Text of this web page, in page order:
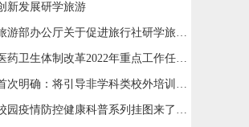
新发展研学旅游
文化和旅游部办公厅关于促进旅行社研学旅游业务健康发展的通知
《深化医药卫生体制改革2022年重点工作任务》印发
教育部首次明确：将引导非学科类校外培训成为学校教育的“有益补充 ”
教育部校园疫情防控健康科普系列挂图来了！附学生学习生活健康指南